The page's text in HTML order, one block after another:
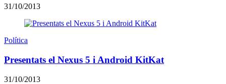
31/10/2013
Política
Presentats el Nexus 5 i Android KitKat
31/10/2013